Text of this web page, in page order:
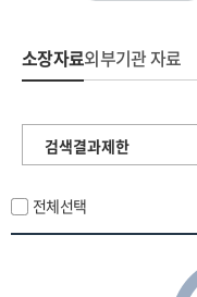
소장자료외부기관 자료
검색결과제한
전체선택